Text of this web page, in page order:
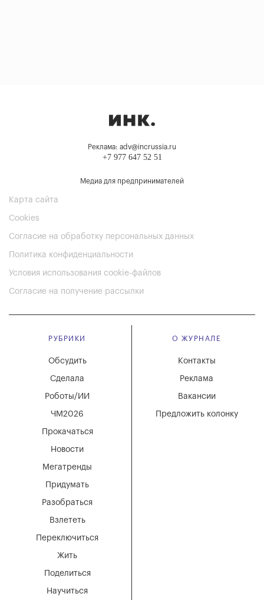
Реклама: adv@incrussia.ru
+7 977 647 52 51
Медиа для предпринимателей
Карта сайта
Cookies
Согласие на обработку персональных данных
Политика конфиденциальности
Условия использования cookie-файлов
Согласие на получение рассылки
РУБРИКИ
Мегатренды
Придумать
Разобраться
Взлететь
Новости
Переключиться
Жить
Поделиться
Научиться
Обсудить
Сделала
Роботы/ИИ
ЧМ2026
Прокачаться
О ЖУРНАЛЕ
Вакансии
Реклама
Контакты
Предложить колонку